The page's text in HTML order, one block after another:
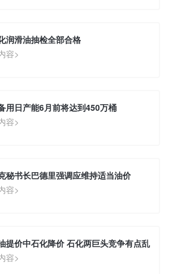
润滑油抽检全部合格
容>
用日产能6月前将达到450万桶
容>
秘书长巴德里强调应维持适当油价
容>
提价中石化降价 石化两巨头竞争有点乱
容>